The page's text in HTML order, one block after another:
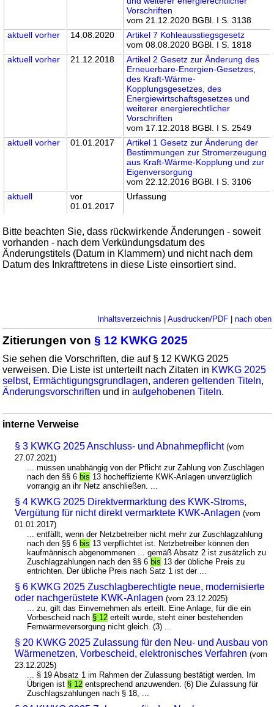
Vorschriften
vom 21.12.2020 BGBl. I S. 3138
aktuell vorher 14.08.2020
Artikel 7 Kohleausstiegsgesetz
vom 08.08.2020 BGBl. I S. 1818
aktuell vorher 21.12.2018
Artikel 2 Gesetz zur Änderung des
Erneuerbare-Energien-Gesetzes,
des Kraft-Wärme-
Kopplungsgesetzes, des
Energiewirtschaftsgesetzes und
weiterer energierechtlicher
Vorschriften
vom 17.12.2018 BGBl. I S. 2549
aktuell vorher 01.01.2017
Artikel 1 Gesetz zur Änderung der
Bestimmungen zur Stromerzeugung
aus Kraft-Wärme-Kopplung und zur
Eigenversorgung
vom 22.12.2016 BGBl. I S. 3106
aktuell
vor
01.01.2017
Urfassung
Bitte beachten Sie, dass rückwirkende Änderungen - soweit
vorhanden - nach dem Verkündungsdatum des
Änderungstitels (Datum in Klammern) und nicht nach dem
Datum des Inkrafttretens in diese Liste einsortiert sind.
Inhaltsverzeichnis Ausdrucken/PDF| nach oben
Zitierungen von§ 12 KWKG 2025
Sie sehen die Vorschriften, die auf § 12 KWKG 2025
verweisen. Die Liste ist unterteilt nach Zitaten in KWKG 2025
selbst, Ermächtigungsgrundlagen,anderen geltenden Titeln,
Änderungsvorschriften und inaufgehobenen Titeln.
interne Verweise
§ 3 KWKG 2025 Anschluss- und Abnahmepflicht (vom
27.07.2021)
... müssen unabhängig von der Pflicht zur Zahlung von Zuschlägen
nach den §§ 6 bis 13 hocheffiziente KWK-Anlagen unverzüglich
vorrangig an ihr Netz anschließen. ...
§ 4 KWKG 2025 Direktvermarktung des KWK-Stroms,
Vergütung für nicht direkt vermarktete KWK-Anlagen (vom
01.01.2017)
... entfällt, wenn der Netzbetreiber nicht mehr zur Zuschlagzahlung
nach den §§ 6 bis 13 verpflichtet ist. Netzbetreiber können den
kaufmännisch abgenommenen ... gemäß Absatz 2 ist zusätzlich zu
Zuschlagzahlungen nach den §§ 6 bis 13 der übliche Preis zu
entrichten. Der übliche Preis nach Satz 1 ist der ...
§ 6 KWKG 2025 Zuschlagberechtigte neue, modernisierte
oder nachgerüstete KWK-Anlagen (vom 23.12.2025)
... zu, gilt das Einvernehmen als erteilt. Eine Anlage, für die ein
Vorbescheid nach § 12 erteilt wurde, steht einer bestehenden
Fernwärmeversorgung nicht gleich. (3) ...
§ 20 KWKG 2025 Zulassung für den Neu- und Ausbau von
Wärmenetzen, Vorbescheid, elektronisches Verfahren (vom
23.12.2025)
... § 19 Absatz 1 im Rahmen der Zulassung bestätigt werden. Im
Übrigen ist § 12 entsprechend anzuwenden. (6) Die Zulassung für
Zuschlagszahlungen nach § 18, ...